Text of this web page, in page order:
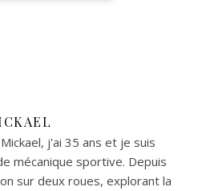
j'ai 35 ans et je suis
mécanique sportive. Depuis
sur deux roues, explorant la